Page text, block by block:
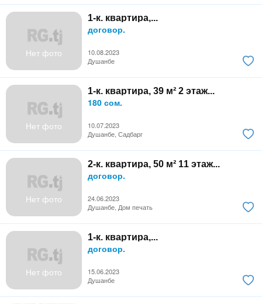
Нет фото
1-к. квартира,...
договор.
10.08.2023
Душанбе
Нет фото
1-к. квартира, 39 м² 2 этаж...
180 сом.
10.07.2023
Душанбе, Садбарг
Нет фото
2-к. квартира, 50 м² 11 этаж...
договор.
24.06.2023
Душанбе, Дом печать
Нет фото
1-к. квартира,...
договор.
15.06.2023
Душанбе